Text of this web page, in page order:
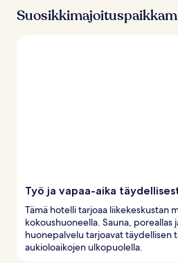
j
a
Työ ja vapaa-aika
Tämä hotelli tarjoaa liikekeskustan
kokoushuoneella. Sauna, poreallas
huonepalvelu tarjoavat täydellisen
aukioloaikojen ulkopuolella.